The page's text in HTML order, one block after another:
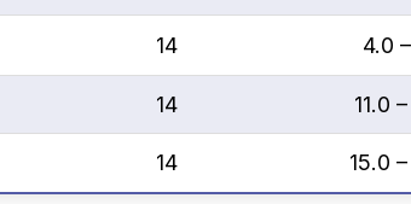
14 4.0
14 11.0
14 15.0